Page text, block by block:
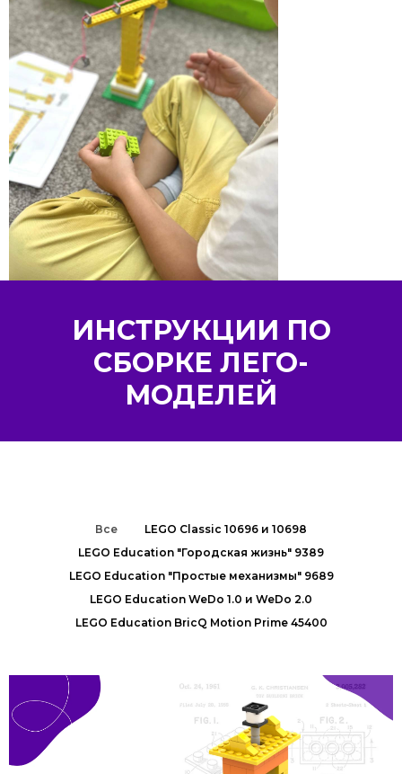
ИНСТРУКЦИИ ПО
СБОРКЕ ЛЕГО-
МОДЕЛЕЙ
Все
LEGO Classic 10696 и 10698
LEGO Education "Городская жизнь" 9389
LEGO Education "Простые механизмы" 9689
LEGO Education WeDo 1.0 и WeDo 2.0
LEGO Education BricQ Motion Prime 45400